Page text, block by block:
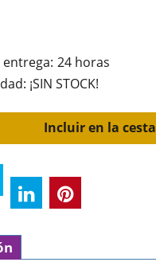
24 horas
: ¡SIN STOCK!
Incluir en la cesta